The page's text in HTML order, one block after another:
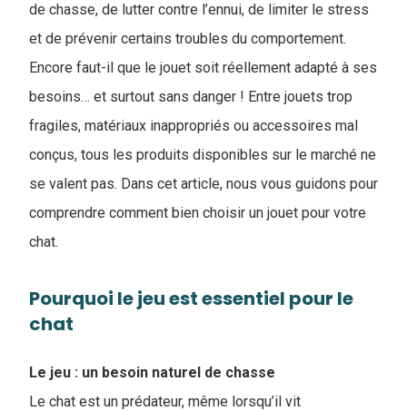
de chasse, de lutter contre l’ennui, de limiter le stress
et de prévenir certains troubles du comportement.
Encore faut-il que le jouet soit réellement adapté à ses
besoins… et surtout sans danger ! Entre jouets trop
fragiles, matériaux inappropriés ou accessoires mal
conçus, tous les produits disponibles sur le marché ne
se valent pas. Dans cet article, nous vous guidons pour
comprendre comment bien choisir un jouet pour votre
chat.
Pourquoi le jeu est essentiel pour le
chat
Le jeu : un besoin naturel de chasse
Le chat est un prédateur, même lorsqu’il vit